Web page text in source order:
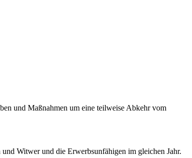
und Maßnahmen um eine teilweise Abkehr vom
Witwer und die Erwerbsunfähigen im gleichen Jahr.